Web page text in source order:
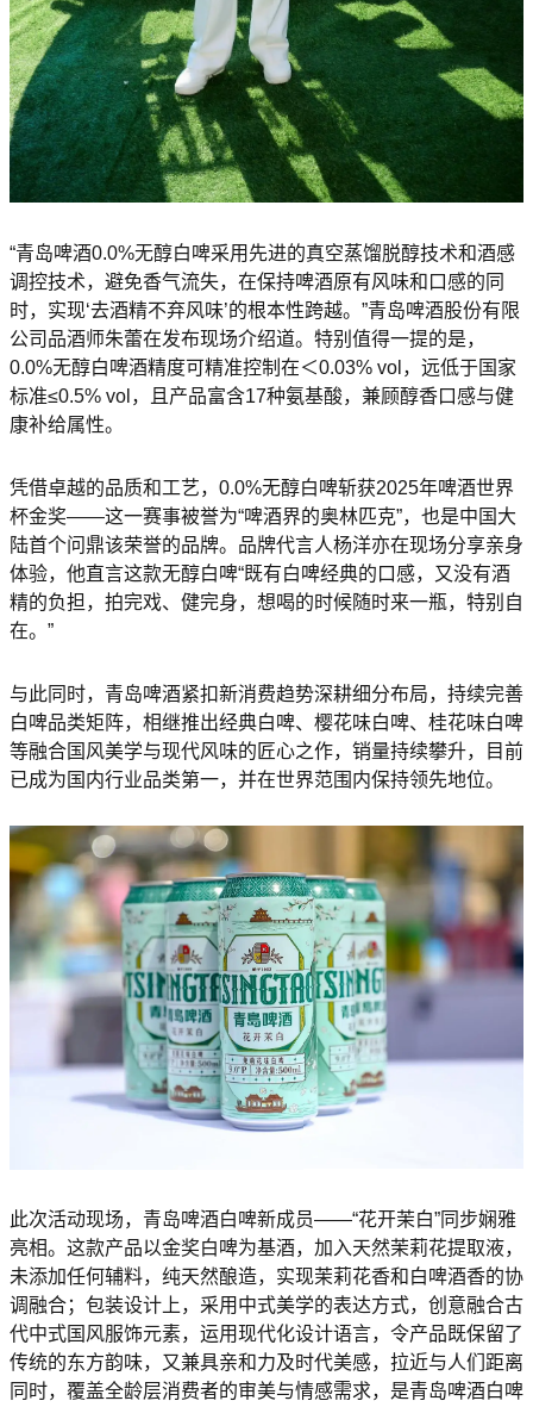
“青岛啤酒0.0%无醇白啤采用先进的真空蒸馏脱醇技术和酒感
调控技术，避免香气流失，在保持啤酒原有风味和口感的同
时，实现‘去酒精不弃风味’的根本性跨越。”青岛啤酒股份有限
公司品酒师朱蕾在发布现场介绍道。特别值得一提的是，
0.0%无醇白啤酒精度可精准控制在＜0.03% vol，远低于国家
标准≤0.5% vol，且产品富含17种氨基酸，兼顾醇香口感与健
康补给属性。
凭借卓越的品质和工艺，0.0%无醇白啤斩获2025年啤酒世界
杯金奖——这一赛事被誉为“啤酒界的奥林匹克”，也是中国大
陆首个问鼎该荣誉的品牌。品牌代言人杨洋亦在现场分享亲身
体验，他直言这款无醇白啤“既有白啤经典的口感，又没有酒
精的负担，拍完戏、健完身，想喝的时候随时来一瓶，特别自
在。”
与此同时，青岛啤酒紧扣新消费趋势深耕细分布局，持续完善
白啤品类矩阵，相继推出经典白啤、樱花味白啤、桂花味白啤
等融合国风美学与现代风味的匠心之作，销量持续攀升，目前
已成为国内行业品类第一，并在世界范围内保持领先地位。
此次活动现场，青岛啤酒白啤新成员——“花开茉白”同步娴雅
亮相。这款产品以金奖白啤为基酒，加入天然茉莉花提取液，
未添加任何辅料，纯天然酿造，实现茉莉花香和白啤酒香的协
调融合；包装设计上，采用中式美学的表达方式，创意融合古
代中式国风服饰元素，运用现代化设计语言，令产品既保留了
传统的东方韵味，又兼具亲和力及时代美感，拉近与人们距离
同时，覆盖全龄层消费者的审美与情感需求，是青岛啤酒白啤